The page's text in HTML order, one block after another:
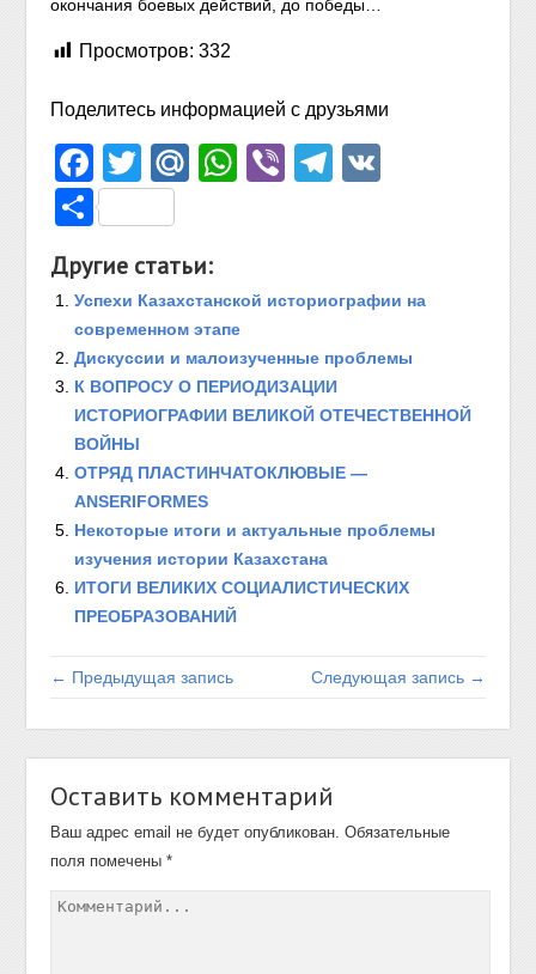
окончания боевых действий, до победы…
Просмотров: 332
Поделитесь информацией с друзьями
Facebook
TwitterMail.Ru
WhatsApp
ViberTelegram
Отправить
Другие статьи:
Успехи Казахстанской историографии на
современном этапе
Дискуссии и малоизученные проблемы
К ВОПРОСУ О ПЕРИОДИЗАЦИИ
ИСТОРИОГРАФИИ ВЕЛИКОЙ ОТЕЧЕСТВЕННОЙ
ВОЙНЫ
ОТРЯД ПЛАСТИНЧАТОКЛЮВЫЕ —
ANSERIFORMES
Некоторые итоги и актуальные проблемы
изучения истории Казахстана
ИТОГИ ВЕЛИКИХ СОЦИАЛИСТИЧЕСКИХ
ПРЕОБРАЗОВАНИЙ
← Предыдущая запись Следующая запись →
Оставить комментарий
Ваш адрес email не будет опубликован. Обязательные
поля помечены*